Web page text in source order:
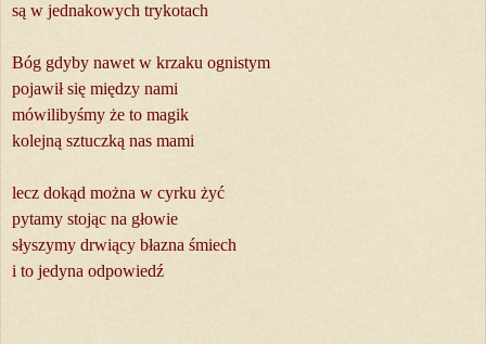
są w jednakowych trykotach
Bóg gdyby nawet w krzaku ognistym
pojawił się między nami
mówilibyśmy że to magik
kolejną sztuczką nas mami
lecz dokąd można w cyrku żyć
pytamy stojąc na głowie
słyszymy drwiący błazna śmiech
i to jedyna odpowiedź